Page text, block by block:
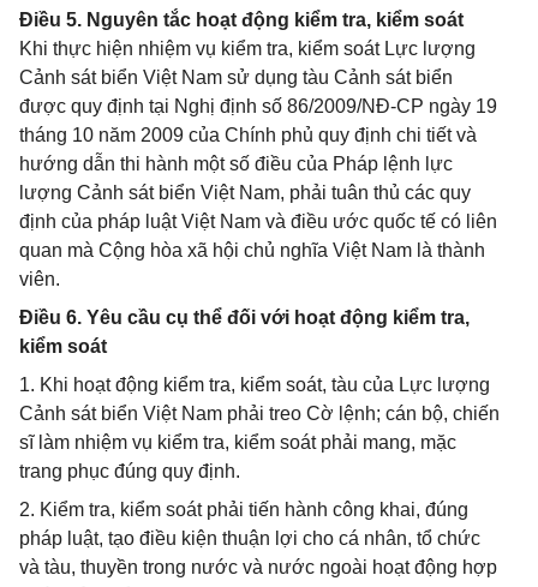
Điều 5. Nguyên tắc hoạt động kiểm tra, kiểm soát
Khi thực hiện nhiệm vụ kiểm tra, kiểm soát Lực lượng
Cảnh sát biển Việt Nam sử dụng tàu Cảnh sát biển
được quy định tại Nghị định số 86/2009/NĐ-CP ngày 19
tháng 10 năm 2009 của Chính phủ quy định chi tiết và
hướng dẫn thi hành một số điều của Pháp lệnh lực
lượng Cảnh sát biển Việt Nam, phải tuân thủ các quy
định của pháp luật Việt Nam và điều ước quốc tế có liên
quan mà Cộng hòa xã hội chủ nghĩa Việt Nam là thành
viên.
Điều 6. Yêu cầu cụ thể đối với hoạt động kiểm tra,
kiểm soát
1. Khi hoạt động kiểm tra, kiểm soát, tàu của Lực lượng
Cảnh sát biển Việt Nam phải treo Cờ lệnh; cán bộ, chiến
sĩ làm nhiệm vụ kiểm tra, kiểm soát phải mang, mặc
trang phục đúng quy định.
2. Kiểm tra, kiểm soát phải tiến hành công khai, đúng
pháp luật, tạo điều kiện thuận lợi cho cá nhân, tổ chức
và tàu, thuyền trong nước và nước ngoài hoạt động hợp